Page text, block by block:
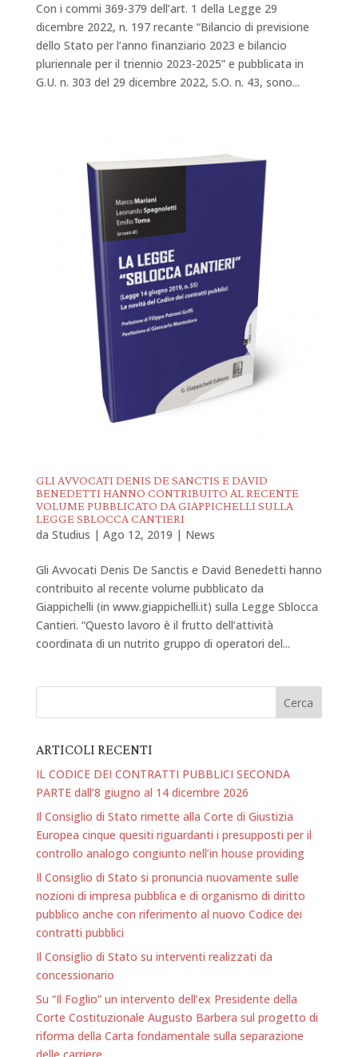
Con i commi 369-379 dell’art. 1 della Legge 29
dicembre 2022, n. 197 recante “Bilancio di previsione
dello Stato per l’anno finanziario 2023 e bilancio
pluriennale per il triennio 2023-2025” e pubblicata in
G.U. n. 303 del 29 dicembre 2022, S.O. n. 43, sono...
GLI AVVOCATI DENIS DE SANCTIS E DAVID
BENEDETTI HANNO CONTRIBUITO AL RECENTE
VOLUME PUBBLICATO DA GIAPPICHELLI SULLA
LEGGE SBLOCCA CANTIERI
da Studius | Ago 12, 2019 | News
Gli Avvocati Denis De Sanctis e David Benedetti hanno
contribuito al recente volume pubblicato da
Giappichelli (in www.giappichelli.it) sulla Legge Sblocca
Cantieri. “Questo lavoro è il frutto dell’attività
coordinata di un nutrito gruppo di operatori del...
ARTICOLI RECENTI
IL CODICE DEI CONTRATTI PUBBLICI SECONDA
PARTE dall’8 giugno al 14 dicembre 2026
Il Consiglio di Stato rimette alla Corte di Giustizia
Europea cinque quesiti riguardanti i presupposti per il
controllo analogo congiunto nell’in house providing
Il Consiglio di Stato si pronuncia nuovamente sulle
nozioni di impresa pubblica e di organismo di diritto
pubblico anche con riferimento al nuovo Codice dei
contratti pubblici
Il Consiglio di Stato su interventi realizzati da
concessionario
Su “Il Foglio” un intervento dell’ex Presidente della
Corte Costituzionale Augusto Barbera sul progetto di
riforma della Carta fondamentale sulla separazione